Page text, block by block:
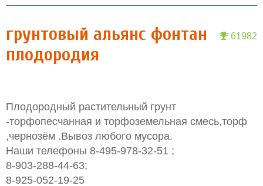
61982
грунтовый альянс фонтан
плодородия
Плодородный растительный грунт
-торфопесчанная и торфоземельная смесь,торф
,чернозём .Вывоз любого мусора.
Наши телефоны 8-495-978-32-51 ;
8-903-288-44-63;
8-925-052-19-25